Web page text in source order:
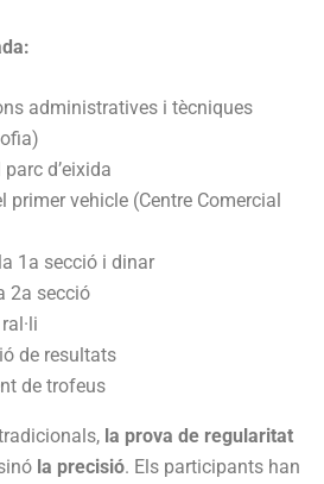
administratives i tècniques
d’eixida
primer vehicle (Centre Comercial
1a secció i dinar
2a secció
de resultats
de trofeus
la prova de regularitat
la precisió. Els participants han